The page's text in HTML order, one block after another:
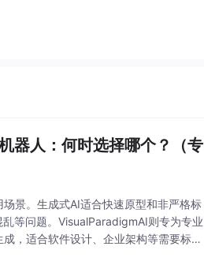
器人：何时选择哪个？（专
景。生成式AI适合快速原型和非严格标
等问题。VisualParadigmAI则专为专业
，适合软件设计、企业架构等需要标准